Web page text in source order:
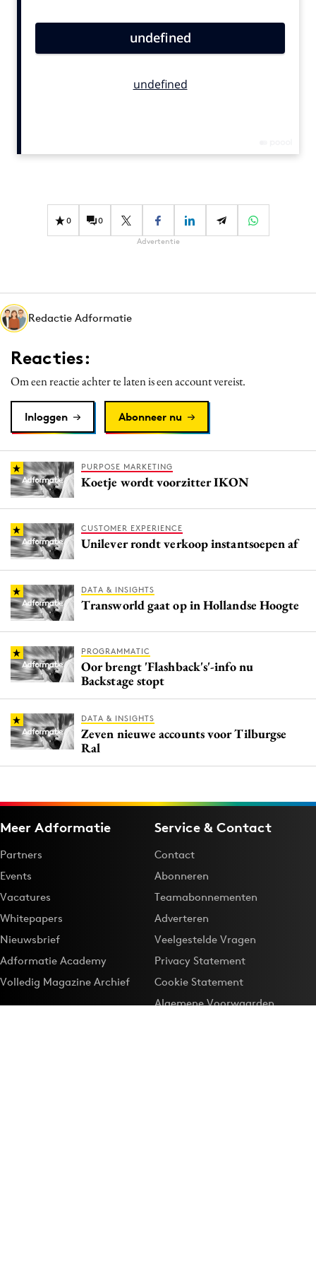
Carriere
Diversiteit
Interne communicatie
Martech
Media
Merkstrategie
PR
Purpose Marketing
Reputatie & crisis
0 0
Advertentie
Redactie Adformatie
Reacties:
Om een reactie achter te laten is een account vereist.
Inloggen Abonneer nu
PURPOSE MARKETING
Koetje wordt voorzitter IKON
CUSTOMER EXPERIENCE
Unilever rondt verkoop instantsoepen af
DATA & INSIGHTS
Transworld gaat op in Hollandse Hoogte
PROGRAMMATIC
Oor brengt 'Flashback's'-info nu
Backstage stopt
DATA & INSIGHTS
Zeven nieuwe accounts voor Tilburgse
Ral
Meer Adformatie
Partners
Events
Vacatures
Whitepapers
Nieuwsbrief
Adformatie Academy
Volledig Magazine Archief
Service & Contact
Contact
Abonneren
Teamabonnementen
Adverteren
Veelgestelde Vragen
Privacy Statement
Cookie Statement
Algemene Voorwaarden